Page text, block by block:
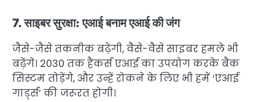
7. साइबर सुरक्षा: एआई बनाम एआई की जंग
जैसे-जैसे तकनीक बढ़ेगी, वैसे-वैसे साइबर हमले भी
बढ़ेंगे। 2030 तक हैकर्स एआई का उपयोग करके बैंक
सिस्टम तोड़ेंगे, और उन्हें रोकने के लिए भी हमें ‘एआई
गार्ड्स’ की जरूरत होगी।